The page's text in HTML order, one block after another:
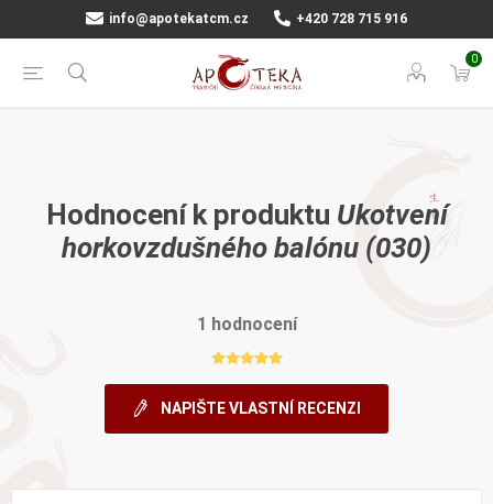
info@apotekatcm.cz +420 728 715 916
0
Hodnocení k produktu Ukotvení
horkovzdušného balónu (030)
1 hodnocení
NAPIŠTE VLASTNÍ RECENZI